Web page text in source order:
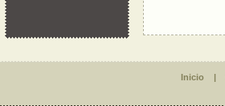
Inicio |